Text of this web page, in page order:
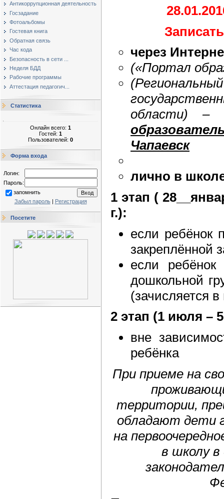
Антикоррупционная деятельность
Госзадание
Фотоальбомы
Гостевая книга
Обратная связь
Час кода
Безопасность в сети ...
Неделя БДД
Рабочие программы
Аттестация педагогич...
Статистика
Онлайн всего: 1
Гостей: 1
Пользователей: 0
Форма входа
Логин:
Пароль:
запомнить
Забыл пароль| Регистрация
Посетите
через
(«Портал
области) –
Чапаевск
лично в
1 этап (
г.):
если ребёнок
закреплённой
если ребёнок
дошкольной
(зачисляется
2 этап (1 июля –
вне
ребёнка
При приеме на
территории,
обладают дети
на
в школу